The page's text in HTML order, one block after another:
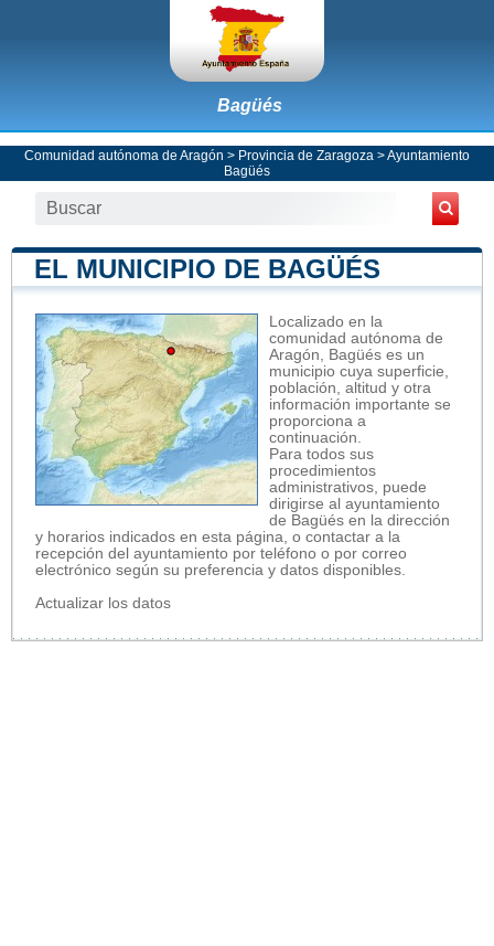
Bagüés
Comunidad autónoma de Aragón > Provincia de Zaragoza >Ayuntamiento
Bagüés
EL MUNICIPIO DE BAGÜÉS
Localizado en la
comunidad autónoma de
Aragón, Bagüés es un
municipio cuya superficie,
población, altitud y otra
información importante se
proporciona a
continuación.
Para todos sus
procedimientos
administrativos, puede
dirigirse al ayuntamiento
de Bagüés en la dirección
y horarios indicados en esta página, o contactar a la
recepción del ayuntamiento por teléfono o por correo
electrónico según su preferencia y datos disponibles.
Actualizar los datos